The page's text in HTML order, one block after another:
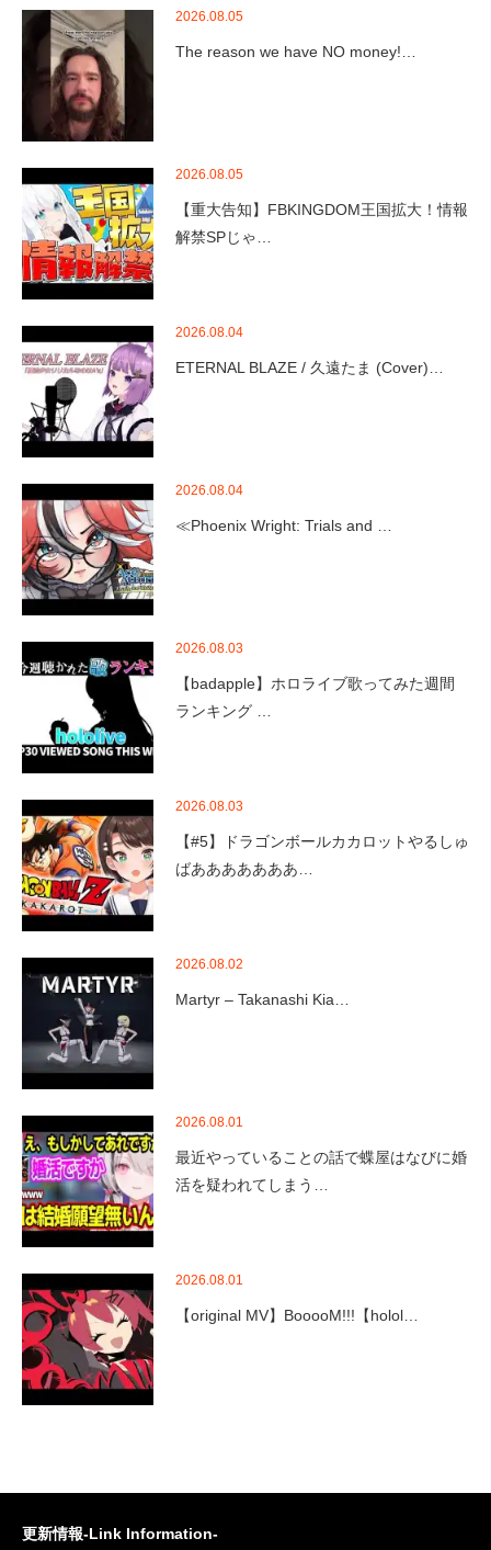
2026.08.05
The reason we have NO money!…
2026.08.05
【重大告知】FBKINGDOM王国拡大！情報
解禁SPじゃ…
2026.08.04
ETERNAL BLAZE / 久遠たま (Cover)…
2026.08.04
≪Phoenix Wright: Trials and …
2026.08.03
【badapple】ホロライブ歌ってみた週間
ランキング …
2026.08.03
【#5】ドラゴンボールカカロットやるしゅ
ばあああああああ…
2026.08.02
Martyr – Takanashi Kia…
2026.08.01
最近やっていることの話で蝶屋はなびに婚
活を疑われてしまう…
2026.08.01
【original MV】BooooM!!!【holol…
更新情報-Link Information-